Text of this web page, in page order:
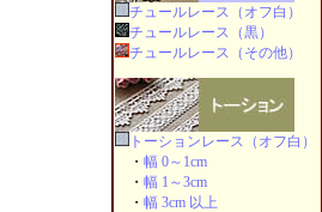
チュールレース（オフ白）
チュールレース（黒）
チュールレース（その他）
トーションレース（オフ白）
・ 幅 0～1cm
・ 幅 1～3cm
・ 幅 3cm 以上